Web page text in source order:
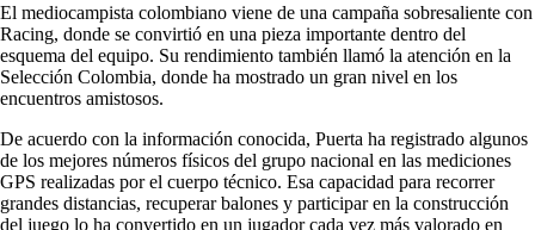
El mediocampista colombiano viene de una campaña sobresaliente con
Racing, donde se convirtió en una pieza importante dentro del
esquema del equipo. Su rendimiento también llamó la atención en la
Selección Colombia, donde ha mostrado un gran nivel en los
encuentros amistosos.
De acuerdo con la información conocida, Puerta ha registrado algunos
de los mejores números físicos del grupo nacional en las mediciones
GPS realizadas por el cuerpo técnico. Esa capacidad para recorrer
grandes distancias, recuperar balones y participar en la construcción
del juego lo ha convertido en un jugador cada vez más valorado en